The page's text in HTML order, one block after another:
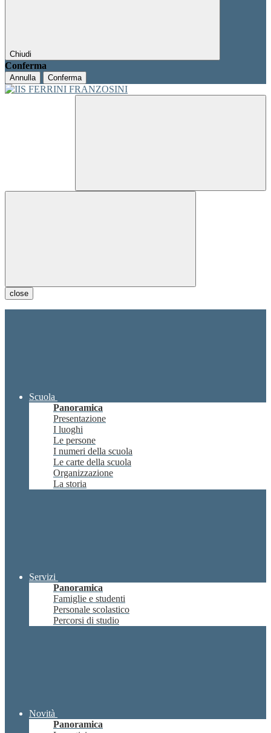
Chiudi
Conferma
Annulla Conferma
close
Scuola
Panoramica
Presentazione
I luoghi
Le persone
I numeri della scuola
Le carte della scuola
Organizzazione
La storia
Servizi
Panoramica
Famiglie e studenti
Personale scolastico
Percorsi di studio
Novità
Panoramica